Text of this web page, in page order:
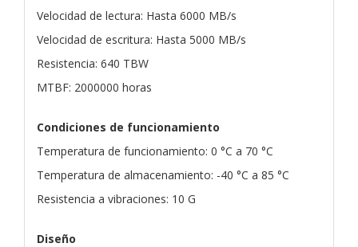
Velocidad de lectura: Hasta 6000 MB/s
Velocidad de escritura: Hasta 5000 MB/s
Resistencia: 640 TBW
MTBF: 2000000 horas
Condiciones de funcionamiento
Temperatura de funcionamiento: 0 °C a 70 °C
Temperatura de almacenamiento: -40 °C a 85 °C
Resistencia a vibraciones: 10 G
Diseño